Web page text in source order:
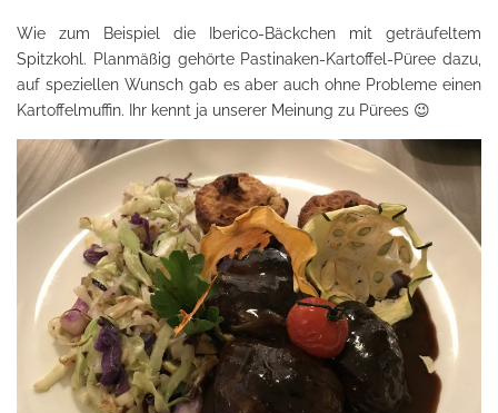
Wie zum Beispiel die Iberico-Bäckchen mit geträufeltem
Spitzkohl. Planmäßig gehörte Pastinaken-Kartoffel-Püree dazu,
auf speziellen Wunsch gab es aber auch ohne Probleme einen
Kartoffelmuffin. Ihr kennt ja unserer Meinung zu Pürees 😉